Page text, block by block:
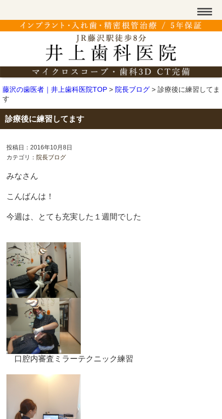
藤沢の歯医者｜井上歯科医院TOP > 院長ブログ > 診療後に練習してま
す
診療後に練習してます
投稿日：2016年10月8日
カテゴリ： 院長ブログ
みなさん
こんばんは！
今週は、とても充実した１週間でした
口腔内審査ミラーテクニック練習